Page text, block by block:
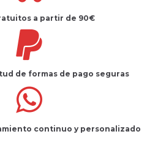
a partir de 90€
de formas de pago seguras
continuo y personalizado